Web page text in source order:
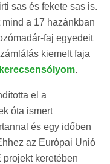
sas és fekete sas is.
a 17 hazánkban
faj egyedeit
kiemelt faja
.
el a
óta ismert
és egy időben
az Európai Unió
keretében